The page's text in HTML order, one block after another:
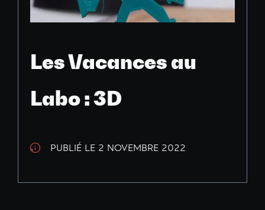
Les Vacances au
Labo : 3D
PUBLIÉ LE 2 NOVEMBRE 2022